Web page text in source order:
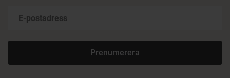
Prenumerera